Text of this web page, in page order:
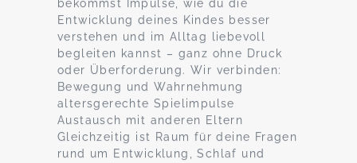
bekommst Impulse, wie du die
Entwicklung deines Kindes besser
verstehen und im Alltag liebevoll
begleiten kannst – ganz ohne Druck
oder Überforderung. Wir verbinden:
Bewegung und Wahrnehmung
altersgerechte Spielimpulse
Austausch mit anderen Eltern
Gleichzeitig ist Raum für deine Fragen
rund um Entwicklung, Schlaf und